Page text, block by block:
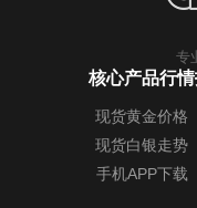
专
核心产品行情
现货黄金价格
现货白银走势
手机APP下载